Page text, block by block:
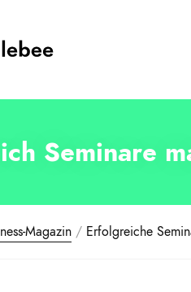
Seminare
Magazin / Erfolgreiche